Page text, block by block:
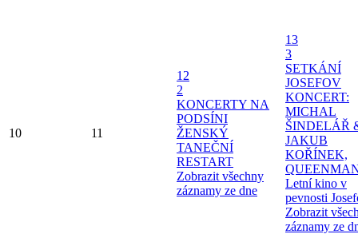
10 11
12
2
KONCERTY NA
PODSÍNI
ŽENSKÝ
TANEČNÍ
RESTART
Zobrazit všechny
záznamy ze dne
13
3
SETKÁNÍ
JOSEFOV
KONCERT:
MICHAL
ŠINDELÁŘ
JAKUB
KOŘÍNEK,
Letní kino v
pevnosti
Zobrazit
záznamy ze